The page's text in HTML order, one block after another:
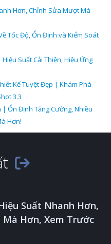
Hơn, Chỉnh Sửa Mượt Mà
Tốc Độ, Ổn Định và Kiểm Soát
Suất Cải Thiện, Hiệu Ứng
Kế Tuyệt Đẹp | Khám Phá
3.3
Ổn Định Tăng Cường, Nhiều
Hơn!
Suất Nhanh Hơn,
Hơn, Xem Trước